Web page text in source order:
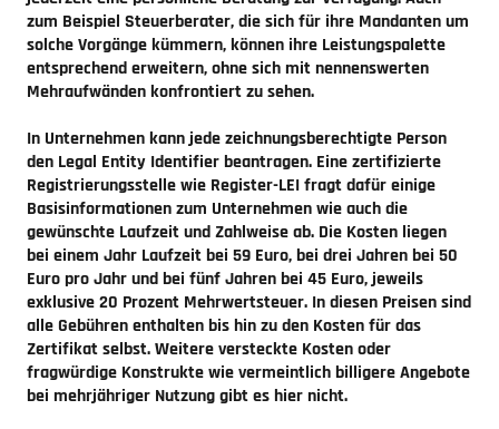
zum Beispiel Steuerberater, die sich für ihre Mandanten um
solche Vorgänge kümmern, können ihre Leistungspalette
entsprechend erweitern, ohne sich mit nennenswerten
Mehraufwänden konfrontiert zu sehen.
In Unternehmen kann jede zeichnungsberechtigte Person
den Legal Entity Identifier beantragen. Eine zertifizierte
Registrierungsstelle wie Register-LEI fragt dafür einige
Basisinformationen zum Unternehmen wie auch die
gewünschte Laufzeit und Zahlweise ab. Die Kosten liegen
bei einem Jahr Laufzeit bei 59 Euro, bei drei Jahren bei 50
Euro pro Jahr und bei fünf Jahren bei 45 Euro, jeweils
exklusive 20 Prozent Mehrwertsteuer. In diesen Preisen sind
alle Gebühren enthalten bis hin zu den Kosten für das
Zertifikat selbst. Weitere versteckte Kosten oder
fragwürdige Konstrukte wie vermeintlich billigere Angebote
bei mehrjähriger Nutzung gibt es hier nicht.